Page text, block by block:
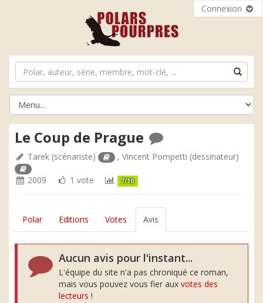
Connexion
Le Coup de Prague
Tarek (scénariste) ,Vincent Pompetti (dessinateur)
2009 1 vote 7/10
Polar Editions Votes Avis
Aucun avis pour l'instant...
L'équipe du site n'a pas chroniqué ce roman,
mais vous pouvez vous fier aux votes des
lecteurs !